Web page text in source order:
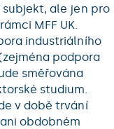
ale jen pro
MFF UK.
industriálního
podpora
směřována
studium.
v době trvání
obdobném